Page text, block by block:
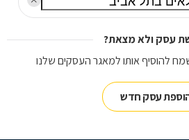
עסק ולא מצאת?
להוסיף אותו למאגר העסקים שלנו
עסק חדש